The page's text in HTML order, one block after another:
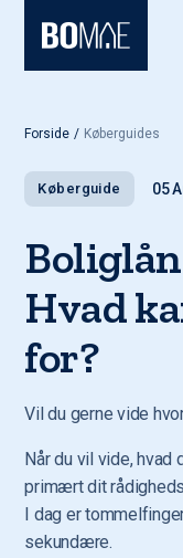
Forside / Køberguides
Køberguide 05
Hvad
for?
Vil du gerne vide
Når du vil vide, hvad
primært dit
I dag er
sekundære.